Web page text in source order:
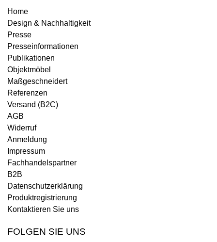
Home
Design & Nachhaltigkeit
Presse
Presseinformationen
Publikationen
Objektmöbel
Maßgeschneidert
Referenzen
Versand (B2C)
AGB
Widerruf
Anmeldung
Impressum
Fachhandelspartner
B2B
Datenschutzerklärung
Produktregistrierung
Kontaktieren Sie uns
FOLGEN SIE UNS